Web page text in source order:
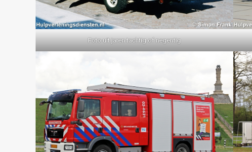
Foto uit jaren tachtig of negentig